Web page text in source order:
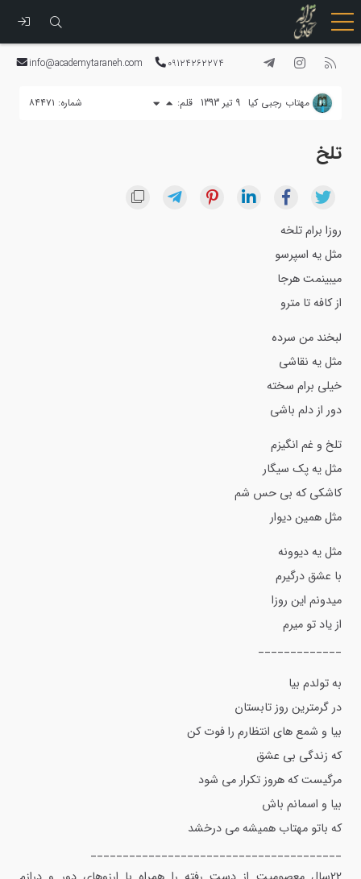
رفتن
به
09124262274
info@academytaraneh.com
مهتاب رجبي كيا 9 تیر 1393 قلم: شماره: ۸۴۴۷۱
تلخ
روزا برام تلخه
مثل یه اسپرسو
میبینمت هرجا
از کافه تا مترو
لبخند من سرده
مثل یه نقاشی
خیلی برام سخته
دور از دلم باشی
تلخ و غم انگیزم
مثل یه پک سیگار
کاشکی که بی حس شم
مثل همین دیوار
مثل یه دیوونه
با عشق درگیرم
میدونم این روزا
از یاد تو میرم
_____________
به تولدم بیا
در گرمترین روز تابستان
بیا و شمع های انتظارم را فوت کن
که زندگی بی عشق
مرگیست که هروز تکرار می شود
بیا و اسمانم باش
که باتو مهتاب همیشه می درخشد
_______________________________________